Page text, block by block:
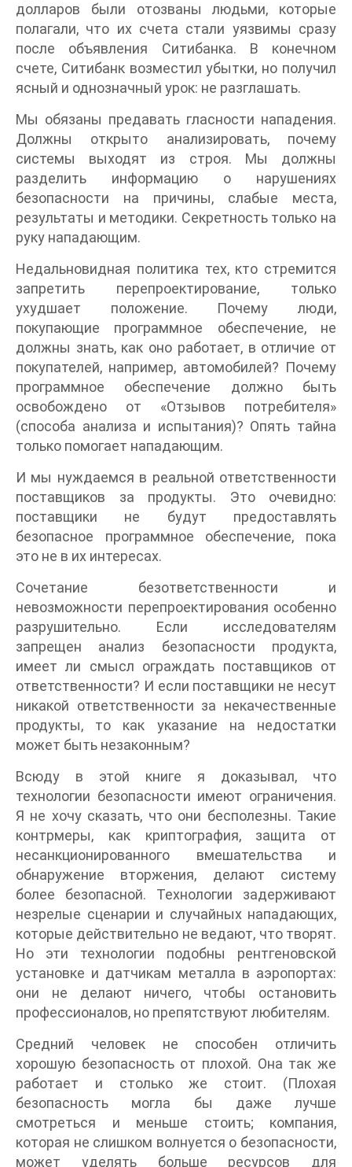
долларов были отозваны людьми, которые
полагали, что их счета стали уязвимы сразу
после объявления Ситибанка. В конечном
счете, Ситибанк возместил убытки, но получил
ясный и однозначный урок: не разглашать.
Мы обязаны предавать гласности нападения.
Должны открыто анализировать, почему
системы выходят из строя. Мы должны
разделить информацию о нарушениях
безопасности на причины, слабые места,
результаты и методики. Секретность только на
руку нападающим.
Недальновидная политика тех, кто стремится
запретить перепроектирование, только
ухудшает положение. Почему люди,
покупающие программное обеспечение, не
должны знать, как оно работает, в отличие от
покупателей, например, автомобилей? Почему
программное обеспечение должно быть
освобождено от «Отзывов потребителя»
(способа анализа и испытания)? Опять тайна
только помогает нападающим.
И мы нуждаемся в реальной ответственности
поставщиков за продукты. Это очевидно:
поставщики не будут предоставлять
безопасное программное обеспечение, пока
это не в их интересах.
Сочетание безответственности и
невозможности перепроектирования особенно
разрушительно. Если исследователям
запрещен анализ безопасности продукта,
имеет ли смысл ограждать поставщиков от
ответственности? И если поставщики не несут
никакой ответственности за некачественные
продукты, то как указание на недостатки
может быть незаконным?
Всюду в этой книге я доказывал, что
технологии безопасности имеют ограничения.
Я не хочу сказать, что они бесполезны. Такие
контрмеры, как криптография, защита от
несанкционированного вмешательства и
обнаружение вторжения, делают систему
более безопасной. Технологии задерживают
незрелые сценарии и случайных нападающих,
которые действительно не ведают, что творят.
Но эти технологии подобны рентгеновской
установке и датчикам металла в аэропортах:
они не делают ничего, чтобы остановить
профессионалов, но препятствуют любителям.
Средний человек не способен отличить
хорошую безопасность от плохой. Она так же
работает и столько же стоит. (Плохая
безопасность могла бы даже лучше
смотреться и меньше стоить; компания,
которая не слишком волнуется о безопасности,
может уделять больше ресурсов для